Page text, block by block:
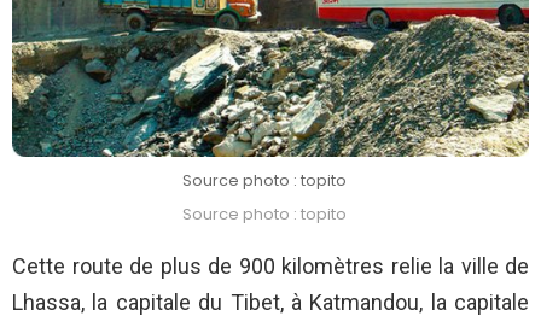
Source photo : topito
Source photo : topito
Cette route de plus de 900 kilomètres relie la ville de
Lhassa, la capitale du Tibet, à Katmandou, la capitale